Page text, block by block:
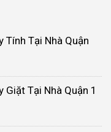
Tính Tại Nhà Quận
Giặt Tại Nhà Quận 1